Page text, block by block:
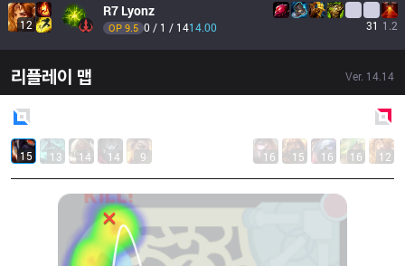
12
R7 Lyonz
OP 9.5 0 / 1 / 1414.00 31 1.2
리플레이 맵 Ver. 14.14
15 13 14 14 9 16 15 16 16 12